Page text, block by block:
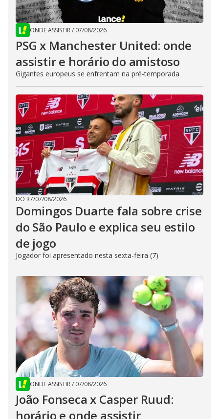
ONDE ASSISTIR/ 07/08/2026
PSG x Manchester United: onde
assistir e horário do amistoso
Gigantes europeus se enfrentam na pré-temporada
DO R7/07/08/2026
Domingos Duarte fala sobre crise
do São Paulo e explica seu estilo
de jogo
Jogador foi apresentado nesta sexta-feira (7)
ONDE ASSISTIR/ 07/08/2026
João Fonseca x Casper Ruud:
horário e onde assistir